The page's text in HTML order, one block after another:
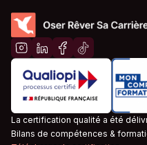
La certification qualité a été
Bilans de compétences &